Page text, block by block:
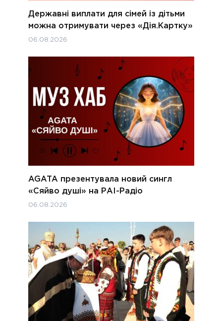
Державні виплати для сімей із дітьми
можна отримувати через «Дія.Картку»
06.08.2026
AGATA презентувала новий сингл
«Сяйво душі» на РАІ-Радіо
06.08.2026